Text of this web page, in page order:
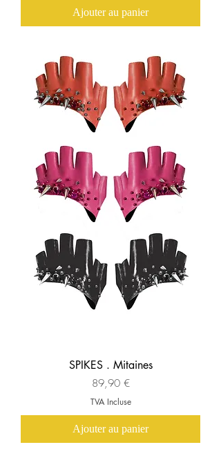
Ajouter au panier
SPIKES . Mitaines
Prix
89,90 €
TVA Incluse
Ajouter au panier